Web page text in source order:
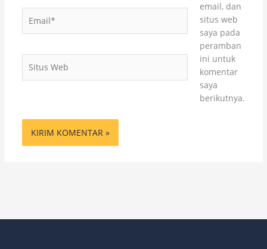
Web
email, dan
situs web
saya pada
peramban
ini untuk
komentar
saya
berikutnya.